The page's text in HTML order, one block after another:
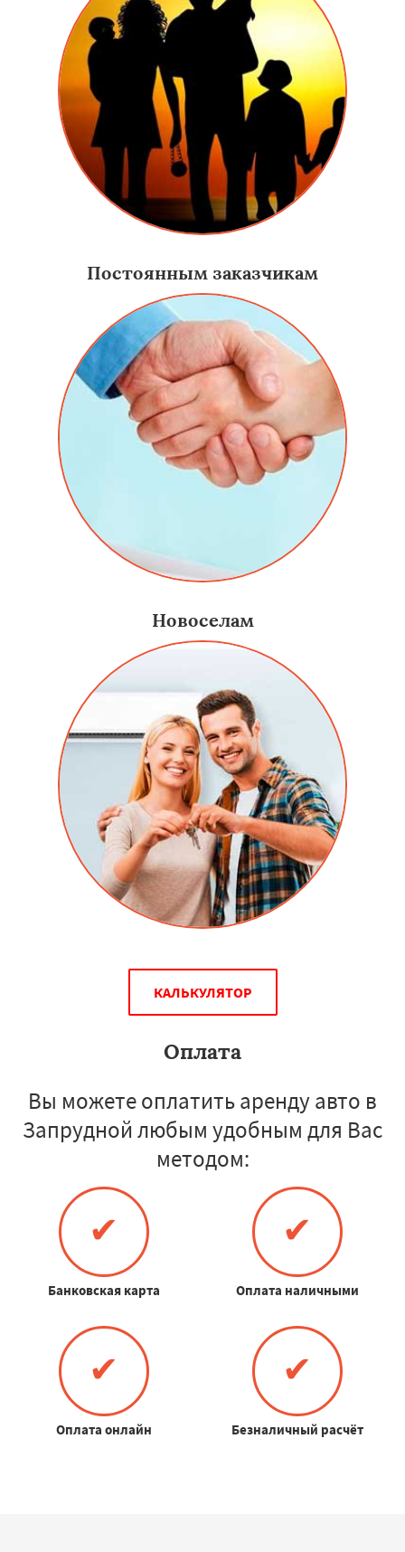
Постоянным заказчикам
Новоселам
КАЛЬКУЛЯТОР
Оплата
Вы можете оплатить аренду авто в
Запрудной любым удобным для Вас
методом:
✔
Банковская карта
✔
Оплата наличными
✔
Оплата онлайн
✔
Безналичный расчёт